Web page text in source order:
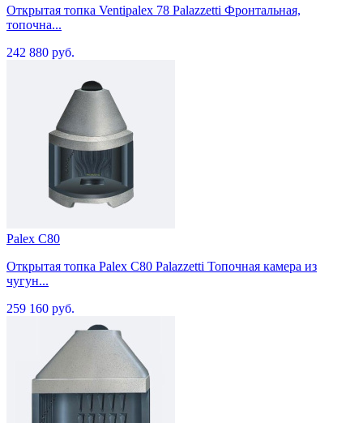
Открытая топка Ventipalex 78 Palazzetti Фронтальная,
топочна...
242 880 руб.
Palex C80
Открытая топка Palex C80 Palazzetti Топочная камера из
чугун...
259 160 руб.